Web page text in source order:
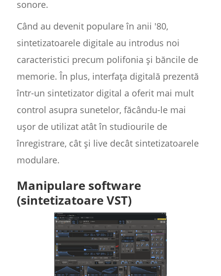
sonore.
Când au devenit populare în anii '80,
sintetizatoarele digitale au introdus noi
caracteristici precum polifonia și băncile de
memorie. În plus, interfața digitală prezentă
într-un sintetizator digital a oferit mai mult
control asupra sunetelor, făcându-le mai
ușor de utilizat atât în studiourile de
înregistrare, cât și live decât sintetizatoarele
modulare.
Manipulare software
(sintetizatoare VST)